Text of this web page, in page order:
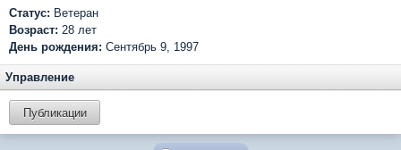
Статус: Ветеран
Возраст: 28 лет
День рождения: Сентябрь 9, 1997
Управление
Публикации